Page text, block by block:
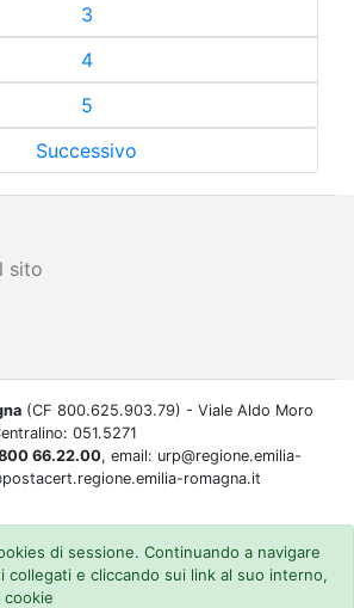
3
4
5
Successivo
sito
(CF 800.625.903.79) - Viale Aldo Moro
051.5271
66.22.00, email: urp@regione.emilia-
romagna.it
di sessione. Continuando a navigare
e cliccando sui link al suo interno,
cookie